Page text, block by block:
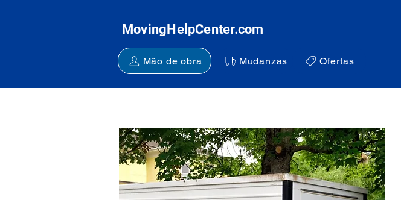
MovingHelpCenter.com
Mão de obra Mudanzas Ofertas